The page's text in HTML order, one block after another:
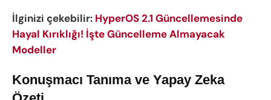
İlginizi çekebilir: HyperOS 2.1 Güncellemesinde
Hayal Kırıklığı! İşte Güncelleme Almayacak
Modeller
Konuşmacı Tanıma ve Yapay Zeka